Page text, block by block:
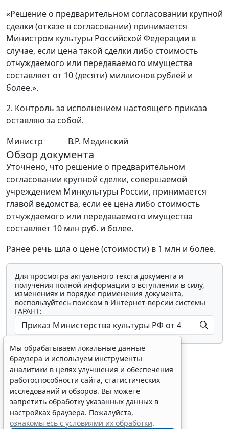
«Решение о предварительном согласовании крупной
сделки (отказе в согласовании) принимается
Министром культуры Российской Федерации в
случае, если цена такой сделки либо стоимость
отчуждаемого или передаваемого имущества
составляет от 10 (десяти) миллионов рублей и
более.».
2. Контроль за исполнением настоящего приказа
оставляю за собой.
Министр
В.Р. Мединский
Обзор документа
Уточнено, что решение о предварительном
согласовании крупной сделки, совершаемой
учреждением Минкультуры России, принимается
главой ведомства, если ее цена либо стоимость
отчуждаемого или передаваемого имущества
составляет 10 млн руб. и более.
Ранее речь шла о цене (стоимости) в 1 млн и более.
Для просмотра актуального текста документа и
получения полной информации о вступлении в силу,
изменениях и порядке применения документа,
воспользуйтесь поиском в Интернет-версии системы
ГАРАНТ:
Показать все материалы
Мы обрабатываем локальные данные
браузера и используем инструменты
аналитики в целях улучшения и обеспечения
работоспособности сайта, статистических
исследований и обзоров. Вы можете
запретить обработку указанных данных в
настройках браузера. Пожалуйста,
ознакомьтесь с условиями их обработки.